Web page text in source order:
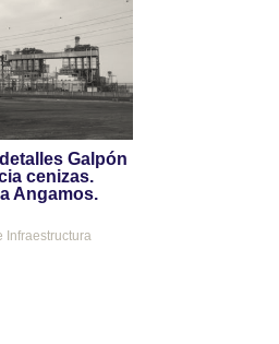
Galpón
cenizas.
Angamos.
Infraestructura